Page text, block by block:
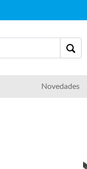
Novedades